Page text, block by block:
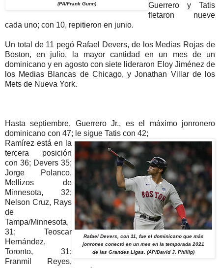
(PA/Frank Gunn)
Guerrero y Tatis
fletaron nueve
cada uno; con 10, repitieron en junio.
Un total de 11 pegó Rafael Devers, de los Medias Rojas de
Boston, en julio, la mayor cantidad en un mes de un
dominicano y en agosto con siete lideraron Eloy Jiménez de
los Medias Blancas de Chicago, y Jonathan Villar de los
Mets de Nueva York.
Hasta septiembre, Guerrero Jr., es el máximo jonronero
dominicano con 47; le sigue Tatis con 42;
Rafael Devers, con 11, fue el dominicano que más
jonrones conectó en un mes en la temporada 2021
de las Grandes Ligas. (AP/David J. Phillip)
Ramírez está en la
tercera posición
con 36; Devers 35;
Jorge Polanco,
Mellizos de
Minnesota, 32;
Nelson Cruz, Rays
de
Tampa/Minnesota,
31; Teoscar
Hernández,
Toronto, 31;
Franmil Reyes,